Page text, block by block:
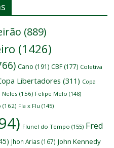
(889)
(1426)
Cano (191) CBF (177) Coletiva
Libertadores (311) Copa
Neles (156) Felipe Melo (148)
(162) Fla x Flu (145)
Flunel do Tempo (155) Fred
Jhon Arias (167) John Kennedy